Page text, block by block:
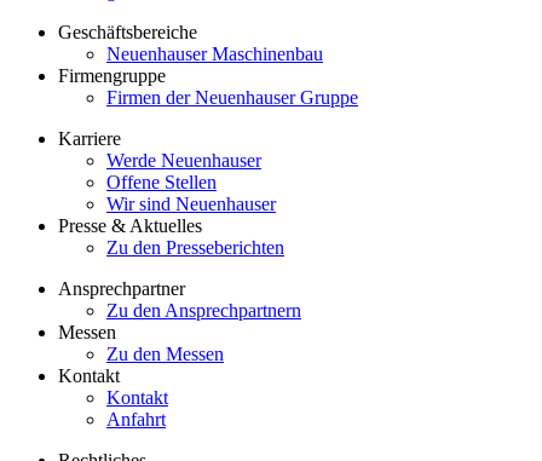
Geschäftsbereiche
Neuenhauser Maschinenbau
Firmengruppe
Firmen der Neuenhauser Gruppe
Karriere
Werde Neuenhauser
Offene Stellen
Wir sind Neuenhauser
Presse & Aktuelles
Zu den Presseberichten
Ansprechpartner
Zu den Ansprechpartnern
Messen
Zu den Messen
Kontakt
Kontakt
Anfahrt